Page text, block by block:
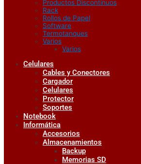
Productos Discontinuos
Rack
Rollos de Papel
Software
Termotanques
Varios
Varios
Celulares
Cables y Conectores
Cargador
Celulares
Protector
Soportes
Notebook
Informática
Accesorios
Almacenamientos
Backup
Memorias SD